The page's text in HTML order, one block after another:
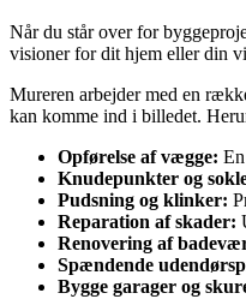
Når du står over for
visioner for dit hjem eller din
Mureren arbejder med en
kan komme ind i billedet.
Opførelse af vægge:
Knudepunkter og
Pudsning og klinker:
Reparation af skader:
Renovering af
Spændende
Bygge garager og